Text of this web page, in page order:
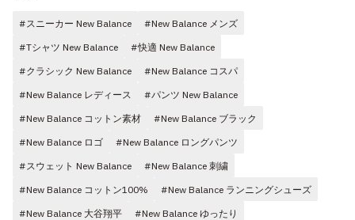
#スニーカー New Balance
#New Balance メンズ
#Tシャツ New Balance
#快適 New Balance
#クラシック New Balance
#New Balance コスパ
#New Balance レディース
#パンツ New Balance
#New Balance コットン素材
#New Balance ブラック
#New Balance ロゴ
#New Balance ロングパンツ
#スウェット New Balance
#New Balance 刺繍
#New Balance コットン100%
#New Balance ランニングシューズ
#New Balance 大谷翔平
#New Balance ゆったり